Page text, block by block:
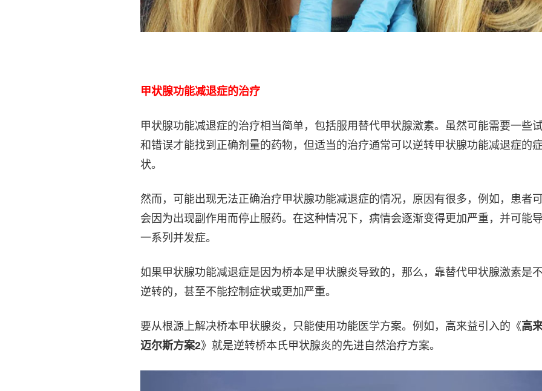
甲状腺功能减退症的治疗
甲状腺功能减退症的治疗相当简单，包括服用替代甲状腺激素。虽然可能需要一些
和错误才能找到正确剂量的药物，但适当的治疗通常可以逆转甲状腺功能减退症的
状。
然而，可能出现无法正确治疗甲状腺功能减退症的情况，原因有很多，例如，患者
会因为出现副作用而停止服药。在这种情况下，病情会逐渐变得更加严重，并可能
一系列并发症。
如果甲状腺功能减退症是因为桥本是甲状腺炎导致的，那么，靠替代甲状腺激素是
逆转的，甚至不能控制症状或更加严重。
要从根源上解决桥本甲状腺炎，只能使用功能医学方案。例如，高来益引入的《高
迈尔斯方案2》就是逆转桥本氏甲状腺炎的先进自然治疗方案。